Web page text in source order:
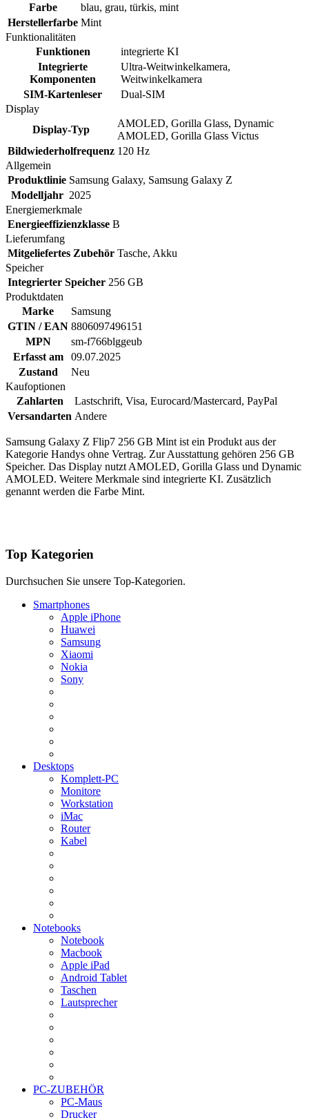
Farbe
blau, grau, türkis, mint
Herstellerfarbe Mint
Funktionalitäten
Funktionen
integrierte KI
Integrierte
Komponenten
Ultra-Weitwinkelkamera,
Weitwinkelkamera
SIM-Kartenleser
Dual-SIM
Display
Display-Typ
AMOLED, Gorilla Glass, Dynamic
AMOLED, Gorilla Glass Victus
Bildwiederholfrequenz 120 Hz
Allgemein
Produktlinie Samsung Galaxy, Samsung Galaxy Z
Modelljahr 2025
Energiemerkmale
Energieeffizienzklasse B
Lieferumfang
Mitgeliefertes Zubehör Tasche, Akku
Speicher
Integrierter Speicher 256 GB
Produktdaten
Marke
Samsung
GTIN / EAN 8806097496151
MPN
sm-f766blggeub
Erfasst am
09.07.2025
Zustand
Neu
Kaufoptionen
Zahlarten
Lastschrift, Visa, Eurocard/Mastercard, PayPal
Versandarten Andere
Samsung Galaxy Z Flip7 256 GB Mint ist ein Produkt aus der
Kategorie Handys ohne Vertrag. Zur Ausstattung gehören 256 GB
Speicher. Das Display nutzt AMOLED, Gorilla Glass und Dynamic
AMOLED. Weitere Merkmale sind integrierte KI. Zusätzlich
genannt werden die Farbe Mint.
Top Kategorien
Durchsuchen Sie unsere Top-Kategorien.
Smartphones
Apple iPhone
Huawei
Samsung
Xiaomi
Nokia
Sony
Desktops
Komplett-PC
Monitore
Workstation
iMac
Router
Kabel
Notebooks
Notebook
Macbook
Apple iPad
Android Tablet
Taschen
Lautsprecher
PC-ZUBEHÖR
PC-Maus
Drucker